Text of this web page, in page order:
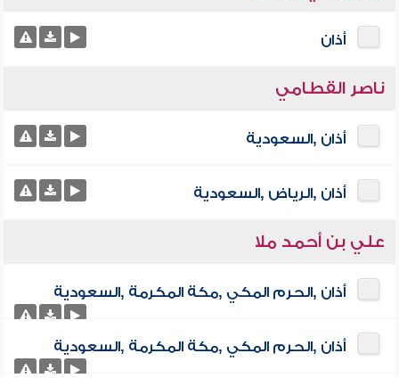
أذان
ناصر القطامي
أذان ,السعودية
أذان ,الرياض ,السعودية
علي بن أحمد ملا
أذان ,الحرم المكي ,مكة المكرمة ,السعودية
أذان ,الحرم المكي ,مكة المكرمة ,السعودية